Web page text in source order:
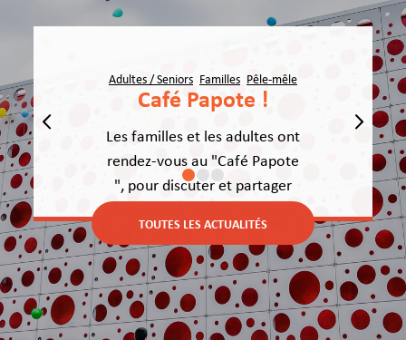
Adultes / Seniors Familles Pêle-mêle
Café Papote !
Les familles et les adultes ont
rendez-vous au "Café Papote
", pour discuter et partager
de bons moments. Les jeudis
16, 23 et 30 juillet, de 9h30 à
11h, chez Stéphanie dans le
hall.
LIRE LA SUITE
Suivant
1
TOUTES LES ACTUALITÉS